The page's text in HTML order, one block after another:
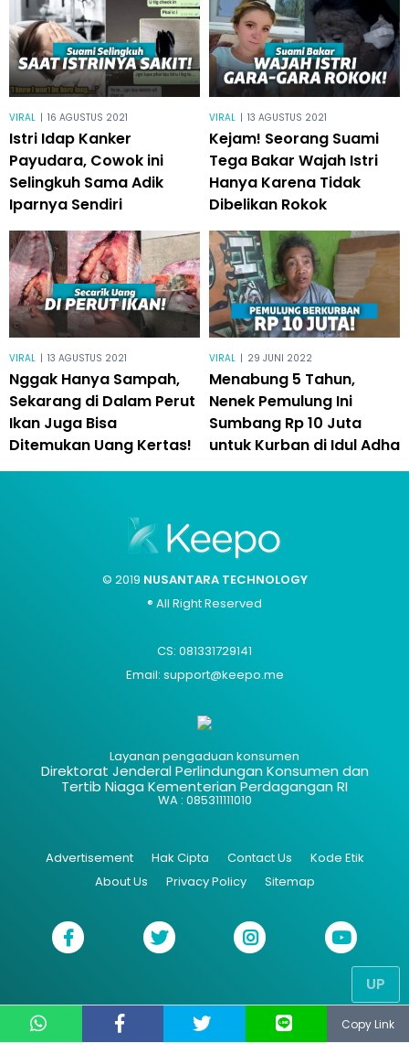
Copy Link
VIRAL | 16 AGUSTUS 2021
Istri Idap Kanker
Payudara, Cowok ini
Selingkuh Sama Adik
Iparnya Sendiri
VIRAL | 13 AGUSTUS 2021
Kejam! Seorang Suami
Tega Bakar Wajah Istri
Hanya Karena Tidak
Dibelikan Rokok
VIRAL | 13 AGUSTUS 2021
Nggak Hanya Sampah,
Sekarang di Dalam Perut
Ikan Juga Bisa
Ditemukan Uang Kertas!
VIRAL | 29 JUNI 2022
Menabung 5 Tahun,
Nenek Pemulung Ini
Sumbang Rp 10 Juta
untuk Kurban di Idul Adha
UP
© 2019 NUSANTARA TECHNOLOGY
® All Right Reserved
CS: 081331729141
Email: support@keepo.me
Layanan pengaduan konsumen
Direktorat Jenderal Perlindungan Konsumen dan
Tertib Niaga Kementerian Perdagangan RI
WA : 085311111010
Advertisement Hak Cipta Contact Us
Kode Etik
About Us
Privacy Policy Sitemap